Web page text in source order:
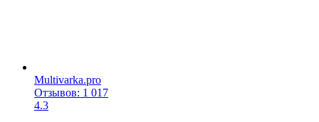
Multivarka.pro
Отзывов: 1 017
4.3